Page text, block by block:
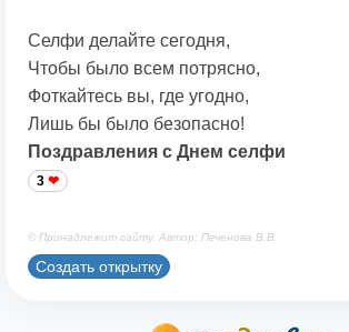
Селфи делайте сегодня,
Чтобы было всем потрясно,
Фоткайтесь вы, где угодно,
Лишь бы было безопасно!
Поздравления с Днем селфи
3
© Принадлежит сайту. Автор: Печенова В.В.
Создать открытку